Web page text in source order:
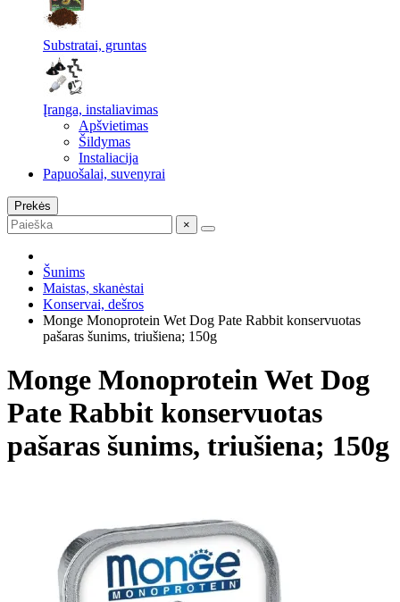
Substratai, gruntas
Įranga, instaliavimas
Apšvietimas
Šildymas
Instaliacija
Papuošalai, suvenyrai
Prekės
×
Šunims
Maistas, skanėstai
Konservai, dešros
Monge Monoprotein Wet Dog Pate Rabbit konservuotas
pašaras šunims, triušiena; 150g
Monge Monoprotein Wet Dog
Pate Rabbit konservuotas
pašaras šunims, triušiena; 150g